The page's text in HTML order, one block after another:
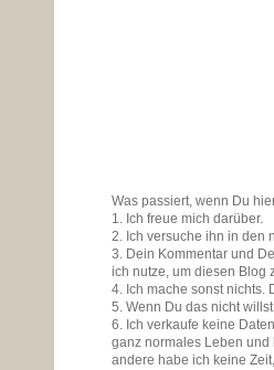
Was passiert, wenn Du
1. Ich freue mich darüber.
2. Ich versuche ihn in den
3. Dein Kommentar und
ich nutze, um diesen Blog
4. Ich mache sonst nichts.
5. Wenn Du das nicht
6. Ich verkaufe keine
ganz normales Leben und
andere habe ich keine